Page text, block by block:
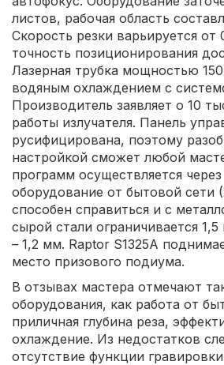
листов, рабочая область
Скорость резки варьируется
точность позиционирования
Лазерная трубка мощностью
водяным охлаждением с
Производитель заявляет о 10
работы излучателя. Панель
русифицирована, поэтому
настройкой сможет любой
программ осуществляется
оборудование от бытовой сети
способен справиться и с
сырой стали ограничивается
– 1,2 мм. Raptor S1325A
место призового подиума.
В отзывах мастера отмечают
оборудования, как работа от
приличная глубина реза,
охлаждение. Из недостатков
отсутствие функции